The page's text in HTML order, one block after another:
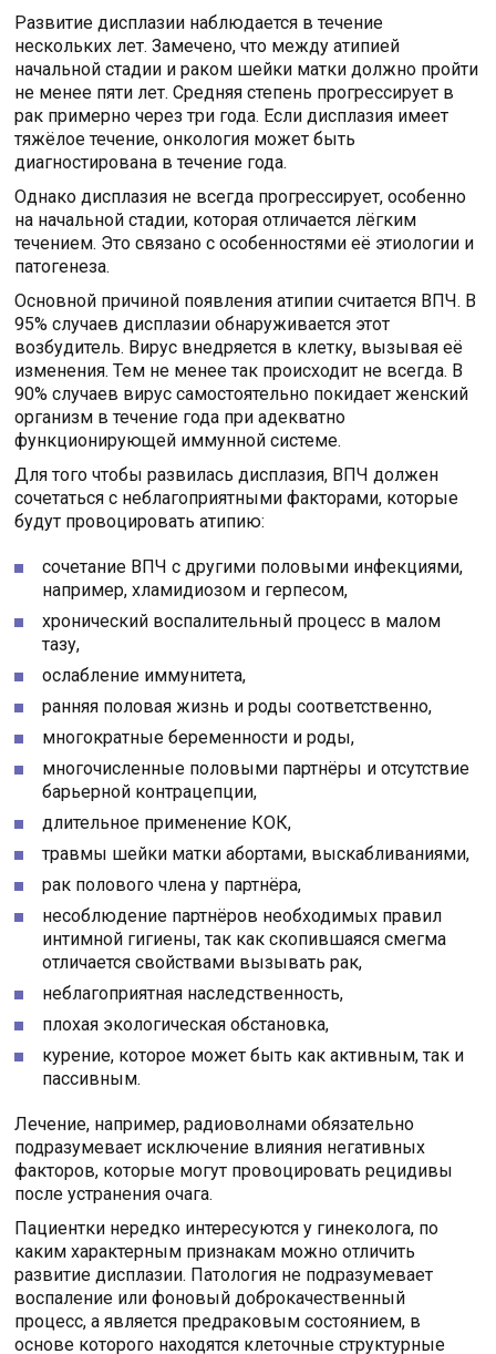
Развитие дисплазии наблюдается в течение
нескольких лет. Замечено, что между атипией
начальной стадии и раком шейки матки должно пройти
не менее пяти лет. Средняя степень прогрессирует в
рак примерно через три года. Если дисплазия имеет
тяжёлое течение, онкология может быть
диагностирована в течение года.
Однако дисплазия не всегда прогрессирует, особенно
на начальной стадии, которая отличается лёгким
течением. Это связано с особенностями её этиологии и
патогенеза.
Основной причиной появления атипии считается ВПЧ. В
95% случаев дисплазии обнаруживается этот
возбудитель. Вирус внедряется в клетку, вызывая её
изменения. Тем не менее так происходит не всегда. В
90% случаев вирус самостоятельно покидает женский
организм в течение года при адекватно
функционирующей иммунной системе.
Для того чтобы развилась дисплазия, ВПЧ должен
сочетаться с неблагоприятными факторами, которые
будут провоцировать атипию:
сочетание ВПЧ с другими половыми инфекциями,
например, хламидиозом и герпесом,
хронический воспалительный процесс в малом
тазу,
ослабление иммунитета,
ранняя половая жизнь и роды соответственно,
многократные беременности и роды,
многочисленные половыми партнёры и отсутствие
барьерной контрацепции,
длительное применение КОК,
травмы шейки матки абортами, выскабливаниями,
рак полового члена у партнёра,
несоблюдение партнёров необходимых правил
интимной гигиены, так как скопившаяся смегма
отличается свойствами вызывать рак,
неблагоприятная наследственность,
плохая экологическая обстановка,
курение, которое может быть как активным, так и
пассивным.
Лечение, например, радиоволнами обязательно
подразумевает исключение влияния негативных
факторов, которые могут провоцировать рецидивы
после устранения очага.
Пациентки нередко интересуются у гинеколога, по
каким характерным признакам можно отличить
развитие дисплазии. Патология не подразумевает
воспаление или фоновый доброкачественный
процесс, а является предраковым состоянием, в
основе которого находятся клеточные структурные